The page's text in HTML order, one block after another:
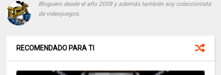
Bloguero desde el año 2008 y además también soy coleccionista
de videojuegos.
RECOMENDADO PARA TI